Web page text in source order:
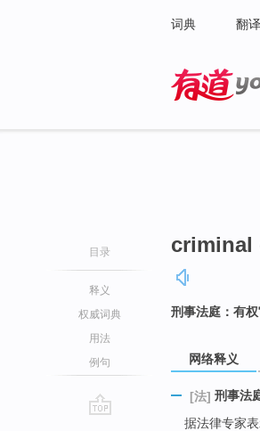
词典 翻译
目录
释义
权威词典
用法
例句
criminal
刑事法庭：有
网络释义
[法] 刑事法
据法律专家